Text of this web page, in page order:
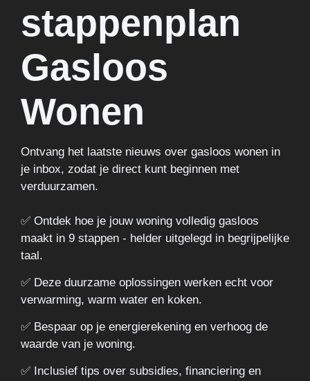
stappenplan
Gasloos
Wonen
Ontvang het laatste nieuws over gasloos wonen in
je inbox, zodat je direct kunt beginnen met
verduurzamen.
✅ Ontdek hoe je jouw woning volledig gasloos
maakt in 9 stappen - helder uitgelegd in begrijpelijke
taal.
✅ Deze duurzame oplossingen werken echt voor
verwarming, warm water en koken.
✅ Bespaar op je energierekening en verhoog de
waarde van je woning.
✅ Inclusief tips over subsidies, financiering en